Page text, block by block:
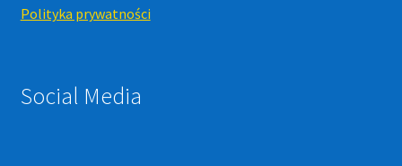
Polityka prywatności
Social Media